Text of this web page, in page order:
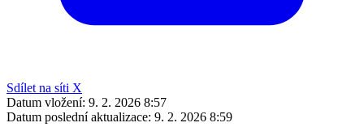
Sdílet na síti X
Datum vložení: 9. 2. 2026 8:57
Datum poslední aktualizace: 9. 2. 2026 8:59